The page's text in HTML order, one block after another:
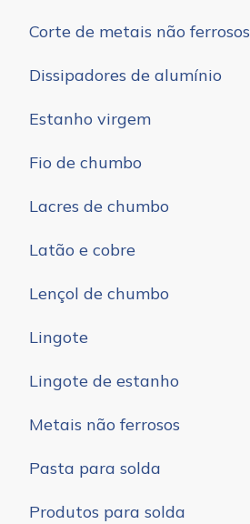
Corte de metais não ferrosos
Dissipadores de alumínio
Estanho virgem
Fio de chumbo
Lacres de chumbo
Latão e cobre
Lençol de chumbo
Lingote
Lingote de estanho
Metais não ferrosos
Pasta para solda
Produtos para solda